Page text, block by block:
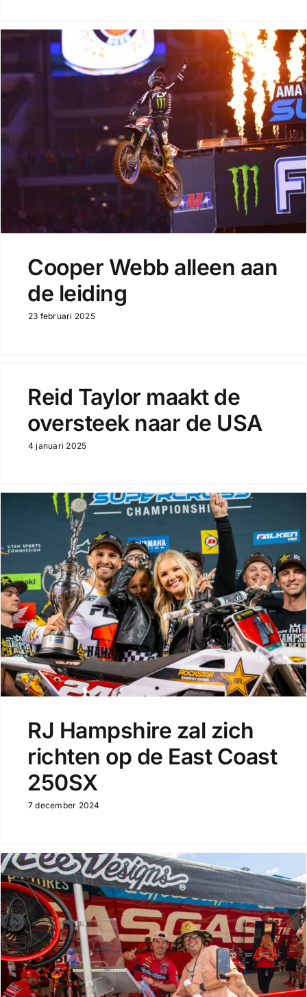
Cooper Webb alleen aan
de leiding
23 februari 2025
Reid Taylor maakt de
oversteek naar de USA
4 januari 2025
RJ Hampshire zal zich
richten op de East Coast
250SX
7 december 2024